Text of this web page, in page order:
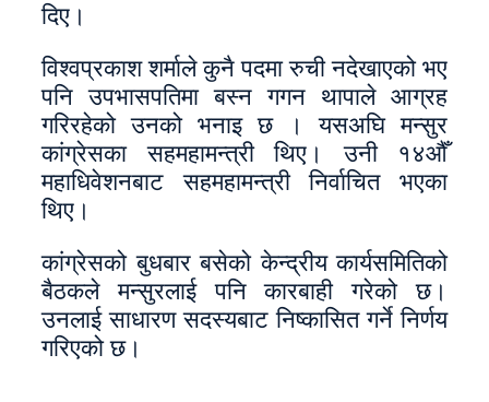
दिए।
विश्वप्रकाश शर्माले कुनै पदमा रुची नदेखाएको भए
पनि उपभासपतिमा बस्न गगन थापाले आग्रह
गरिरहेको उनको भनाइ छ । यसअघि मन्सुर
कांग्रेसका सहमहामन्त्री थिए। उनी १४औँ
महाधिवेशनबाट सहमहामन्त्री निर्वाचित भएका
थिए।
कांग्रेसको बुधबार बसेको केन्द्रीय कार्यसमितिको
बैठकले मन्सुरलाई पनि कारबाही गरेको छ।
उनलाई साधारण सदस्यबाट निष्कासित गर्ने निर्णय
गरिएको छ।